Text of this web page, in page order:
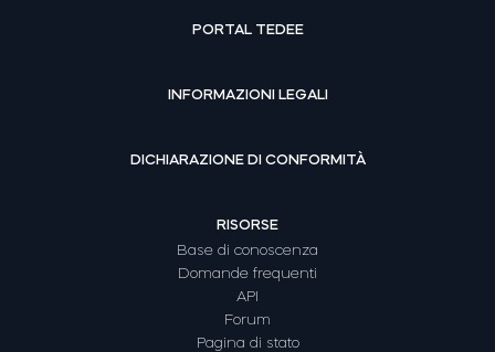
PORTAL TEDEE
INFORMAZIONI LEGALI
DICHIARAZIONE DI CONFORMITÀ
RISORSE
Base di conoscenza
Domande frequenti
API
Forum
Pagina di stato